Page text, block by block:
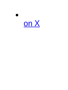
on X